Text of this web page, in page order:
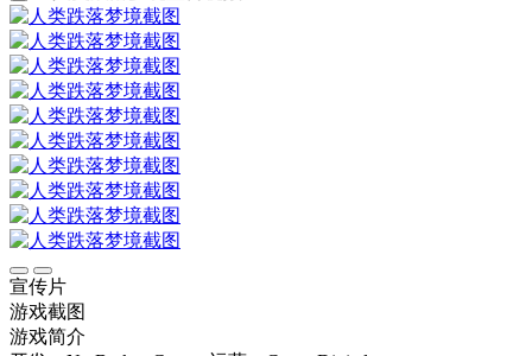
宣传片
游戏截图
游戏简介